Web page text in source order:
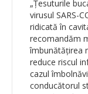
„Țesuturile
virusul SARS-
ridicată în
recomandăm
îmbunătățirea
reduce riscul
cazul
conducătorul